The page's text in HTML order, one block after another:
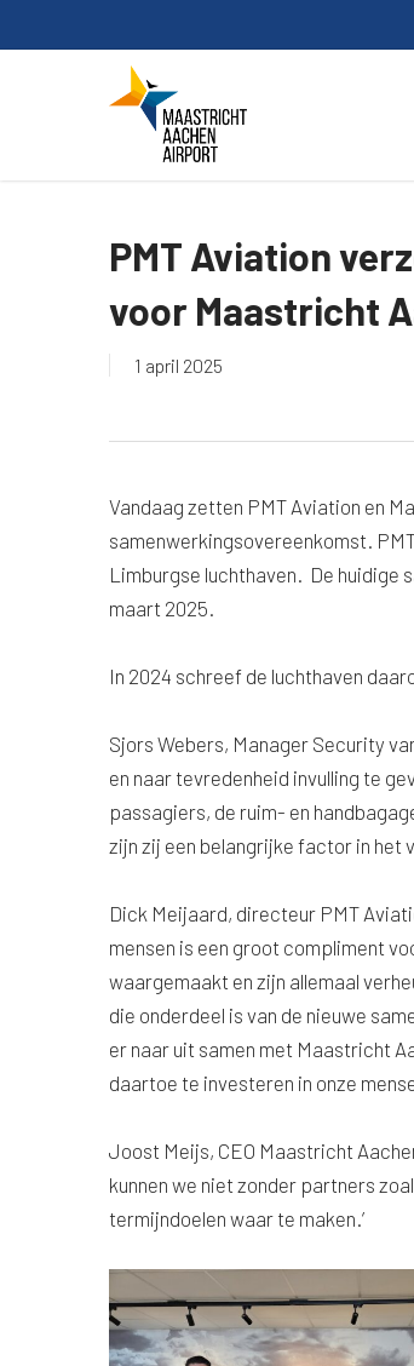
to
PMT Aviation
voor Maastricht
1 april 2025
Vandaag zetten PMT Aviation en
samenwerkingsovereenkomst.
Limburgse luchthaven. De huidige
maart 2025.
In 2024 schreef de luchthaven
Sjors Webers, Manager Security
en naar tevredenheid invulling te
passagiers, de ruim- en
zijn zij een belangrijke factor in het
Dick Meijaard, directeur PMT
mensen is een groot compliment
waargemaakt en zijn allemaal
die onderdeel is van de nieuwe
er naar uit samen met Maastricht
daartoe te investeren in onze
Joost Meijs, CEO Maastricht
kunnen we niet zonder partners
termijndoelen waar te maken.’